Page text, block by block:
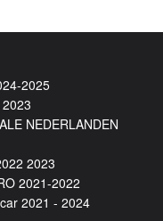
2025
NEDERLANDEN
2023
2021-2022
2021 - 2024